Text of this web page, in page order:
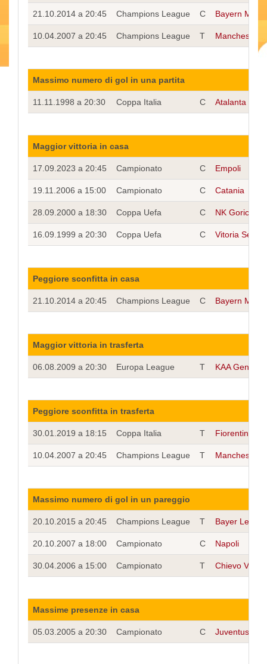
21.10.2014 a 20:45 Champions League C Bayern
10.04.2007 a 20:45 Champions League T Manchester
Massimo numero di gol in una partita
11.11.1998 a 20:30 Coppa Italia C Atalanta
Maggior vittoria in casa
17.09.2023 a 20:45 Campionato C Empoli
19.11.2006 a 15:00 Campionato C Catania
28.09.2000 a 18:30 Coppa Uefa C NK Gorica
16.09.1999 a 20:30 Coppa Uefa C Vitoria
Peggiore sconfitta in casa
21.10.2014 a 20:45 Champions League C Bayern
Maggior vittoria in trasferta
06.08.2009 a 20:30 Europa League T KAA Gent
Peggiore sconfitta in trasferta
30.01.2019 a 18:15 Coppa Italia T Fiorentina
10.04.2007 a 20:45 Champions League T Manchester
Massimo numero di gol in un pareggio
20.10.2015 a 20:45 Champions League T Bayer
20.10.2007 a 18:00 Campionato C Napoli
30.04.2006 a 15:00 Campionato T Chievo
Massime presenze in casa
05.03.2005 a 20:30 Campionato C Juventus